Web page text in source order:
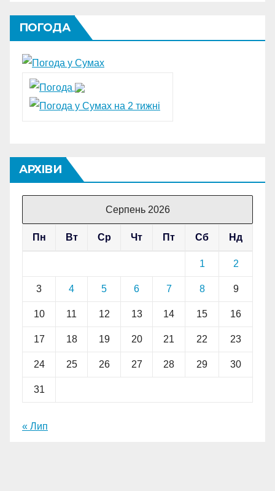
ПОГОДА
АРХІВИ
Серпень 2026
Пн Вт Ср Чт Пт Сб Нд
1 2
3 4 5 6 7 8 9
10 11 12 13 14 15 16
17 18 19 20 21 22 23
24 25 26 27 28 29 30
31
« Лип